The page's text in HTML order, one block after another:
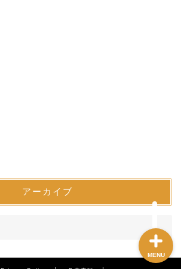
アーカイブ
MENU